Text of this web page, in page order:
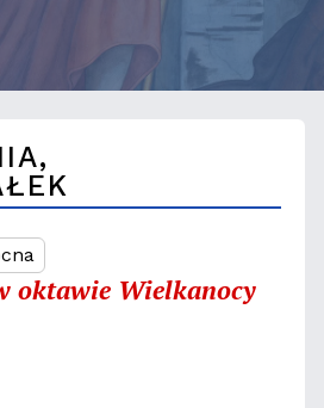
oktawie Wielkanocy